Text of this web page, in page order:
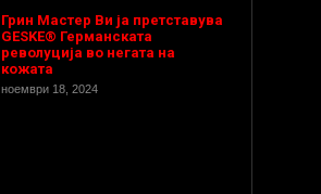
Грин Мастер Ви ја претставува
GESKE® Германската
револуција во негата на
кожата
ноември 18, 2024